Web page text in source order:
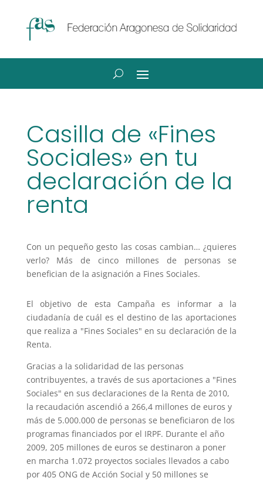
Casilla de «Fines
Sociales» en tu
declaración de la
renta
Con un pequeño gesto las cosas cambian… ¿quieres
verlo? Más de cinco millones de personas se
benefician de la asignación a Fines Sociales.
El objetivo de esta Campaña es informar a la
ciudadanía de cuál es el destino de las aportaciones
que realiza a "Fines Sociales" en su declaración de la
Renta.
Gracias a la solidaridad de las personas
contribuyentes, a través de sus aportaciones a "Fines
Sociales" en sus declaraciones de la Renta de 2010,
la recaudación ascendió a 266,4 millones de euros y
más de 5.000.000 de personas se beneficiaron de los
programas financiados por el IRPF. Durante el año
2009, 205 millones de euros se destinaron a poner
en marcha 1.072 proyectos sociales llevados a cabo
por 405 ONG de Acción Social y 50 millones se